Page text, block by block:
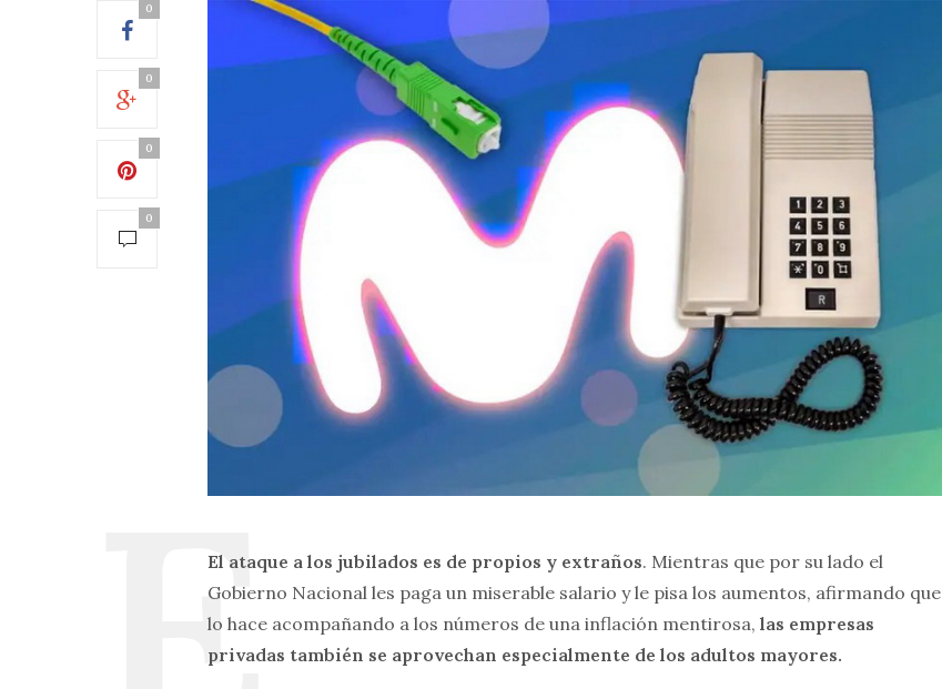
0
0
0
0
El ataque a los jubilados es de propios y extraños. Mientras que por su lado el
Gobierno Nacional les paga un miserable salario y le pisa los aumentos, afirmando que
lo hace acompañando a los números de una inflación mentirosa, las empresas
privadas también se aprovechan especialmente de los adultos mayores.